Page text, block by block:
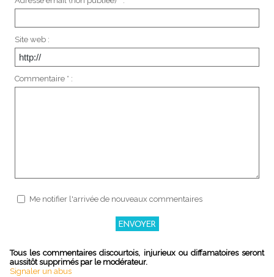
Site web :
Commentaire * :
Me notifier l'arrivée de nouveaux commentaires
Tous les commentaires discourtois, injurieux ou diffamatoires seront
aussitôt supprimés par le modérateur.
Signaler un abus